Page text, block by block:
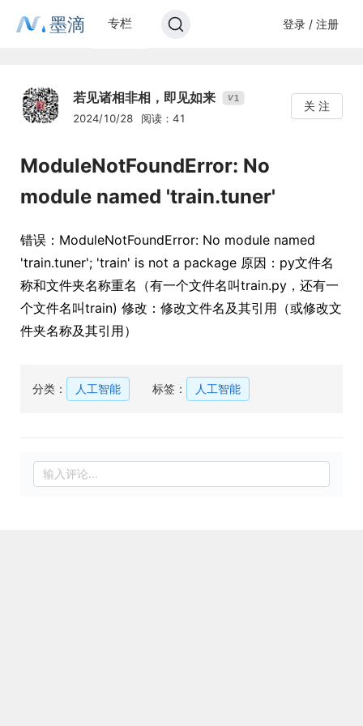
墨滴 专栏 登录 / 注册
若见诸相非相，即见如来 V1
2024/10/28 阅读：41
关 注
ModuleNotFoundError: No
module named 'train.tuner'
错误：ModuleNotFoundError: No module named
'train.tuner'; 'train' is not a package 原因：py文件名
称和文件夹名称重名（有一个文件名叫train.py，还有一
个文件名叫train) 修改：修改文件名及其引用（或修改文
件夹名称及其引用）
分类： 人工智能 标签： 人工智能